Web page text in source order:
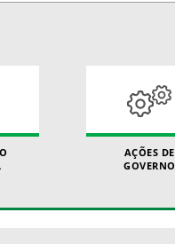
AÇÕES DE
GOVERNO